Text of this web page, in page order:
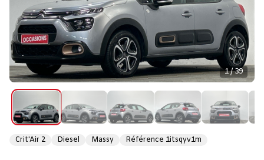
1 / 39
Crit'Air 2 Diesel Massy Référence 1itsqyv1m